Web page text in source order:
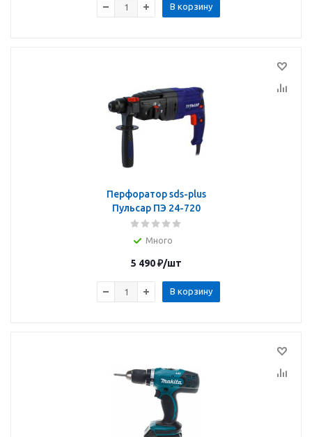
В корзину
Перфоратор sds-plus
Пульсар ПЭ 24-720
Много
5 490₽/шт
В корзину